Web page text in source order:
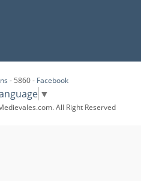
- 5860 - Facebook
▼
All Right Reserved